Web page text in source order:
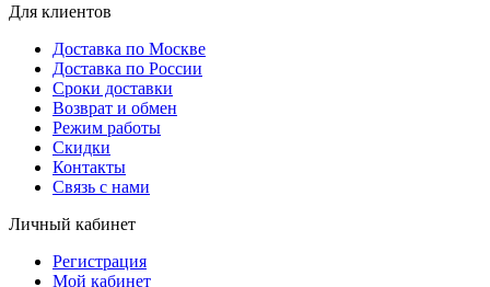
Для клиентов
Доставка по Москве
Доставка по России
Сроки доставки
Возврат и обмен
Режим работы
Скидки
Контакты
Связь с нами
Личный кабинет
Регистрация
Мой кабинет